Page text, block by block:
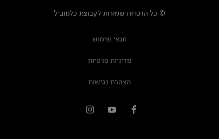
© כל הזכויות שמורות לקבוצת כלמוביל
תנאי שימוש
מדיניות פרטיות
הצהרת נגישות